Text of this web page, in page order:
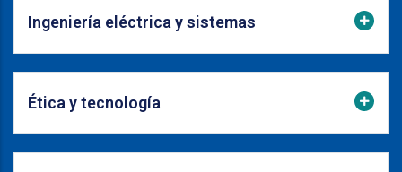
Ingeniería eléctrica y sistemas
Ética y tecnología